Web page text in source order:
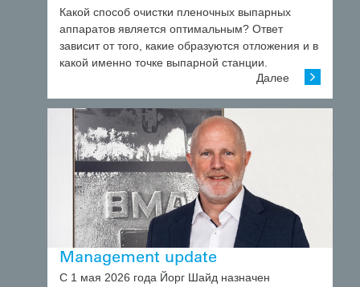
Какой способ очистки пленочных выпарных
аппаратов является оптимальным? Ответ
зависит от того, какие образуются отложения и в
какой именно точке выпарной станции.
Далее
Management update
С 1 мая 2026 года Йорг Шайд назначен